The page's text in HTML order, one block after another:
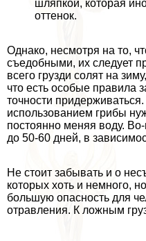
шляпкой, которая
оттенок.
Однако, несмотря на то,
съедобными, их следует
всего грузди солят на
что есть особые правила
точности
использованием грибы
постоянно меняя воду.
до 50-60 дней, в
Не стоит забывать и о
которых хоть и немного,
большую опасность для
отравления. К ложным